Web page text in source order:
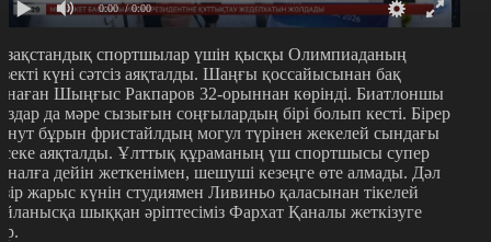
0:00 / 0:00
спортшылар үшін қысқы Олимпиаданың
күні сәтсіз аяқталды. Шаңғы қоссайысынан бақ
Шыңғыс Ракпаров 32-орыннан көрінді. Биатлоншы
да мәре сызығын соңғылардың бірі болып кесті. Бірер
бұрын фристайлдың могул түрінен жекелей сындағы
аяқталды. Ұлттық құраманың үш спортшысы супер
дейін жеткенімен, шешуші кезеңге өте алмады. Дәл
жарыс күнін студиямен Ливиньо қаласынан тікелей
шыққан әріптесіміз Фархат Қаналы жеткізуге